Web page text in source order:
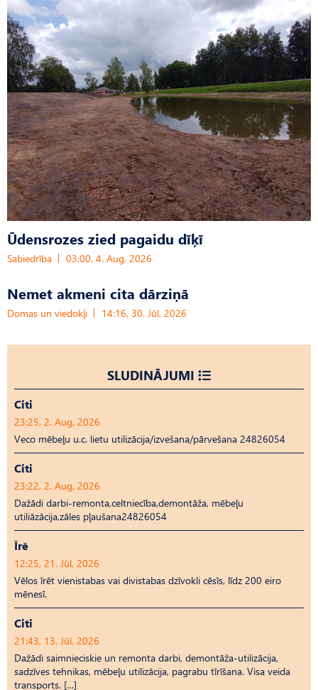
Ūdensrozes zied pagaidu dīķī
Sabiedrība 03:00, 4. Aug, 2026
Nemet akmeni cita dārziņā
Domas un viedokļi 14:16, 30. Jūl, 2026
SLUDINĀJUMI
Citi
23:25, 2. Aug, 2026
Veco mēbeļu u.c. lietu utilizācija/izvešana/pārvešana 24826054
Citi
23:22, 2. Aug, 2026
Dažādi darbi-remonta,celtniecība,demontāža, mēbeļu
utiliāzācija,zāles pļaušana24826054
Īrē
12:25, 21. Jūl, 2026
Vēlos īrēt vienistabas vai divistabas dzīvokli cēsīs, līdz 200 eiro
mēnesī.
Citi
21:43, 13. Jūl, 2026
Dažādi saimnieciskie un remonta darbi, demontāža-utilizācija,
sadzīves tehnikas, mēbeļu utilizācija, pagrabu tīrīšana. Visa veida
transports. […]